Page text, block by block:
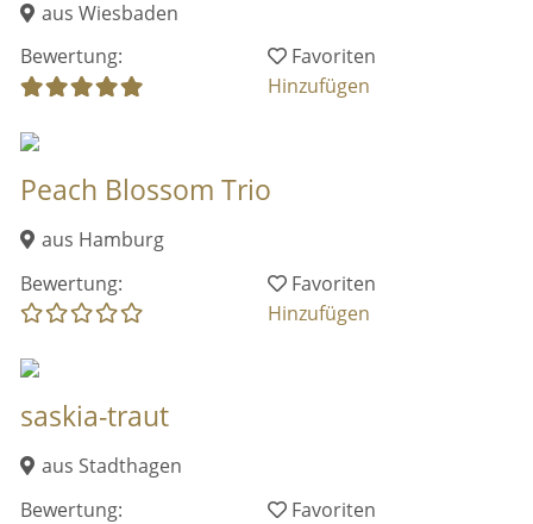
aus Wiesbaden
Bewertung:
Favoriten
Hinzufügen
Peach Blossom Trio
aus Hamburg
Bewertung:
Favoriten
Hinzufügen
saskia-traut
aus Stadthagen
Bewertung:
Favoriten